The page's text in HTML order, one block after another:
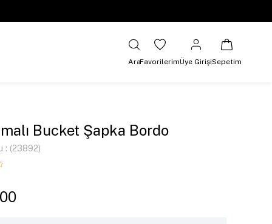
AraFavorilerimÜye GirişiSepetim
Bucket Şapka Bordo
(23892)